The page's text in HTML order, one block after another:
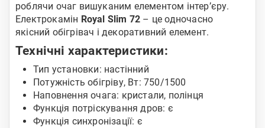
роблячи очаг вишуканим елементом інтер’єру.
Електрокамін Royal Slim 72 – це одночасно
якісний обігрівач і декоративний елемент.
Технічні характеристики:
Тип установки: настінний
Потужність обігріву, Вт: 750/1500
Наповнення очага: кристали, полінця
Функція потріскування дров: є
Функція синхронізації: є